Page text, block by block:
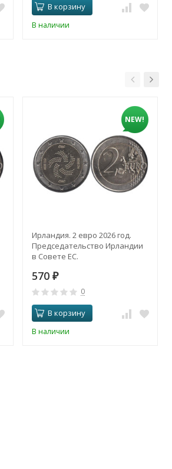
В корзину
В наличии
NEW!
Ирландия. 2 евро 2026 год.
Председательство Ирландии
в Совете ЕС.
570 ₽
0
В корзину
В наличии